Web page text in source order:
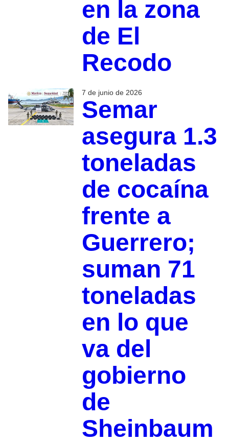
en la zona
de El
Recodo
7 de junio de 2026
Semar
asegura 1.3
toneladas
de cocaína
frente a
Guerrero;
suman 71
toneladas
en lo que
va del
gobierno
de
Sheinbaum